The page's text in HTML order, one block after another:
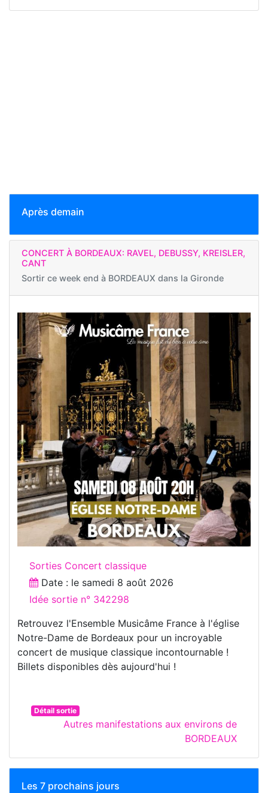
Après demain
CONCERT À BORDEAUX: RAVEL, DEBUSSY, KREISLER,
CANT
Sortir ce week end à BORDEAUX dans la Gironde
Sorties Concert classique
Date : le samedi 8 août 2026
Idée sortie n° 342298
Retrouvez l'Ensemble Musicâme France à l'église
Notre-Dame de Bordeaux pour un incroyable
concert de musique classique incontournable !
Billets disponibles dès aujourd'hui !
Détail sortie
Autres manifestations aux environs de
BORDEAUX
Les 7 prochains jours